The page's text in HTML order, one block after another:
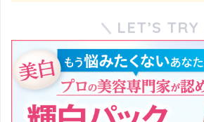
LET’S TRY